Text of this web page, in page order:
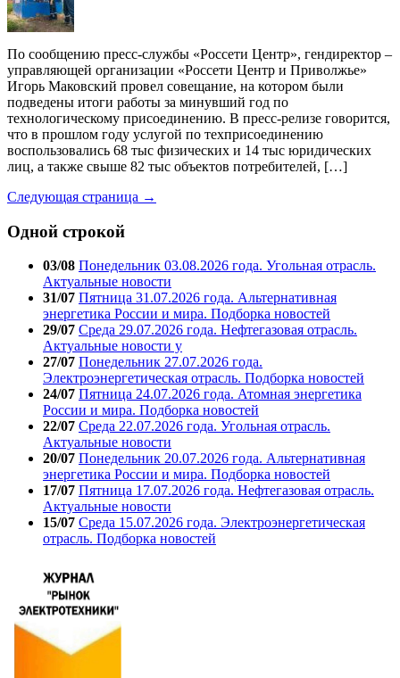
По сообщению пресс-службы «Россети Центр», гендиректор –
управляющей организации «Россети Центр и Приволжье»
Игорь Маковский провел совещание, на котором были
подведены итоги работы за минувший год по
технологическому присоединению. В пресс-релизе говорится,
что в прошлом году услугой по техприсоединению
воспользовались 68 тыс физических и 14 тыс юридических
лиц, а также свыше 82 тыс объектов потребителей, […]
Следующая страница →
Одной строкой
03/08 Понедельник 03.08.2026 года. Угольная отрасль.
Актуальные новости
31/07 Пятница 31.07.2026 года. Альтернативная
энергетика России и мира. Подборка новостей
29/07 Среда 29.07.2026 года. Нефтегазовая отрасль.
Актуальные новости у
27/07 Понедельник 27.07.2026 года.
Электроэнергетическая отрасль. Подборка новостей
24/07 Пятница 24.07.2026 года. Атомная энергетика
России и мира. Подборка новостей
22/07 Среда 22.07.2026 года. Угольная отрасль.
Актуальные новости
20/07 Понедельник 20.07.2026 года. Альтернативная
энергетика России и мира. Подборка новостей
17/07 Пятница 17.07.2026 года. Нефтегазовая отрасль.
Актуальные новости
15/07 Среда 15.07.2026 года. Электроэнергетическая
отрасль. Подборка новостей